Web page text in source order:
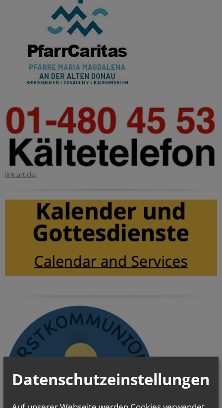
ilnk:article:
Datenschutzeinstellungen